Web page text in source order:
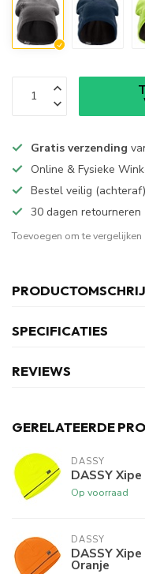
Gratis verzending
Online & Fysieke
Bestel veilig
30 dagen retourneren
Toevoegen om te vergelijken
SPECIFICATIES
REVIEWS
GERELATEERDE
DASSY
DASSY
Op voorraad
DASSY
DASSY
Oranje